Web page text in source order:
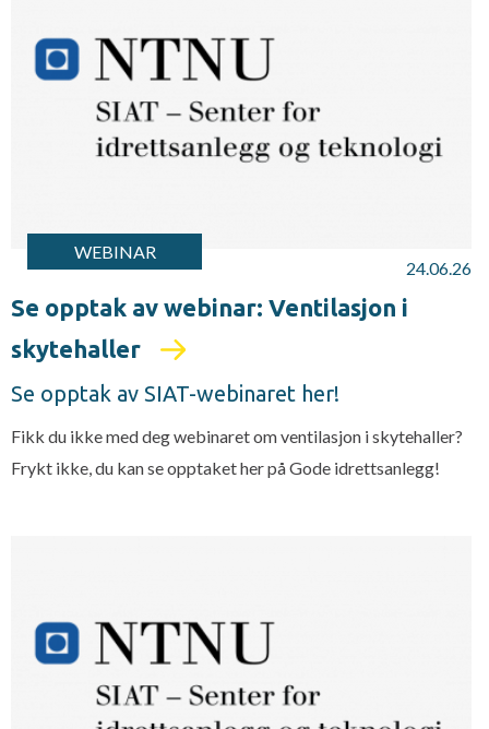
WEBINAR
24.06.26
Se opptak av webinar: Ventilasjon i
skytehaller
Se opptak av SIAT-webinaret her!
Fikk du ikke med deg webinaret om ventilasjon i skytehaller?
Frykt ikke, du kan se opptaket her på Gode idrettsanlegg!